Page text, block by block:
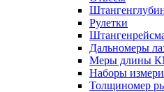
Рулетки
Дальномеры
Меры длины
Наборы
Толщиномер